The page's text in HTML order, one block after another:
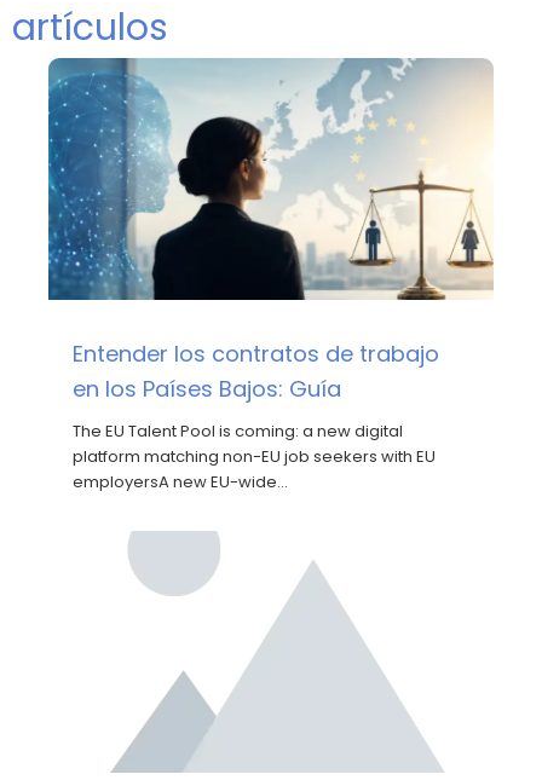
artículos
Entender los contratos de trabajo
en los Países Bajos: Guía
The EU Talent Pool is coming: a new digital
platform matching non-EU job seekers with EU
employersA new EU-wide…